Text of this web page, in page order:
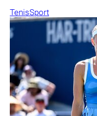
TenisSport